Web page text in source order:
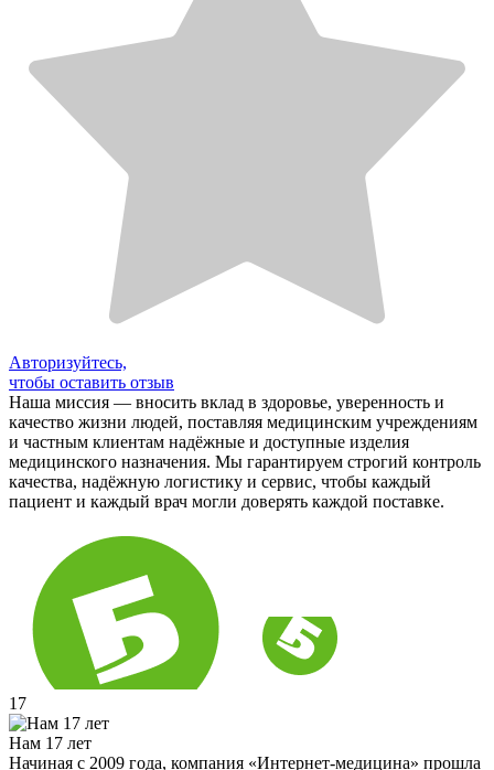
Авторизуйтесь,
чтобы оставить отзыв
Наша миссия — вносить вклад в здоровье, уверенность и
качество жизни людей, поставляя медицинским учреждениям
и частным клиентам надёжные и доступные изделия
медицинского назначения. Мы гарантируем строгий контроль
качества, надёжную логистику и сервис, чтобы каждый
пациент и каждый врач могли доверять каждой поставке.
17
Нам 17 лет
Начиная с 2009 года, компания «Интернет-медицина» прошла